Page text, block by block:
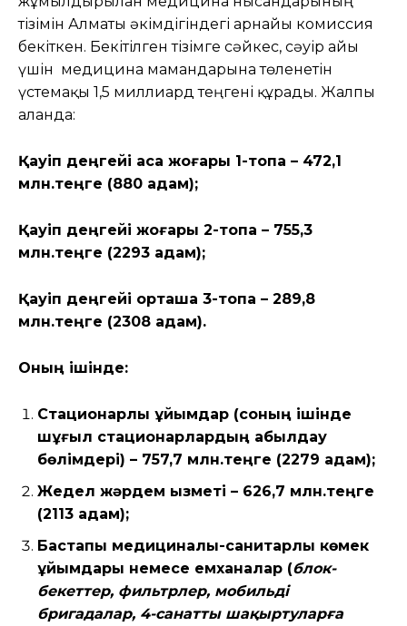
тізімін Алматы әкімдігіндегі арнайы комиссия
бекіткен. Бекітілген тізімге сәйкес, сәуір айы
үшін медицина мамандарына төленетін
үстемақы 1,5 миллиард теңгені құрады. Жалпы
алғанда:
Қауіп деңгейі аса жоғары 1-топқа – 472,1
млн.теңге (880 адам);
Қауіп деңгейі жоғары 2-топқа – 755,3
млн.теңге (2293 адам);
Қауіп деңгейі орташа 3-топқа – 289,8
млн.теңге (2308 адам).
Оның ішінде:
Стационарлық ұйымдар (соның ішінде
шұғыл стационарлардың қабылдау
бөлімдері) – 757,7 млн.теңге (2279 адам);
Жедел жәрдем қызметі – 626,7 млн.теңге
(2113 адам);
Бастапқы медициналық-санитарлық көмек
ұйымдары немесе емханалар (блок-
бекеттер, фильтрлер, мобильді
бригадалар, 4-санатты шақыртуларға